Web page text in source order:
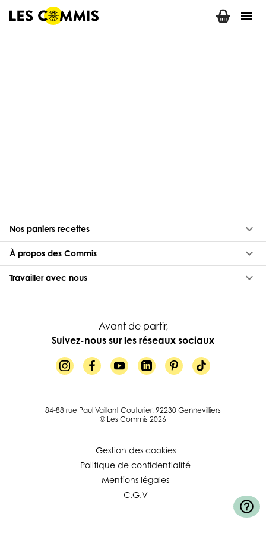
menu
Nos paniers recettes keyboard_arrow_down
À propos des Commis keyboard_arrow_down
Travailler avec nous keyboard_arrow_down
Avant de partir,
Suivez-nous sur les réseaux sociaux
84-88 rue Paul Vaillant Couturier, 92230 Gennevilliers
© Les Commis 2026
Gestion des cookies
Politique de confidentialité
Mentions légales
C.G.V
help_outline